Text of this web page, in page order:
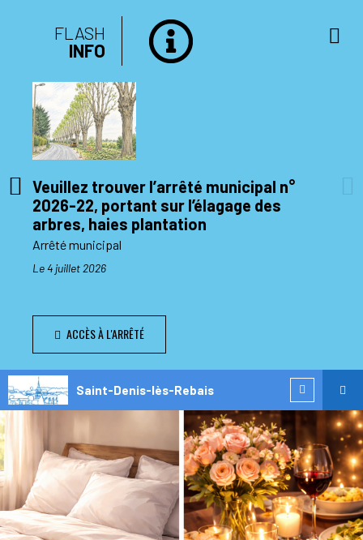
FLASH
INFO
Veuillez trouver l’arrêté municipal n°
2026-22, portant sur l’élagage des
arbres, haies plantation
Arrêté municipal
Le 4 juillet 2026
ACCÈS À L'ARRÊTÉ
Saint-Denis-lès-Rebais